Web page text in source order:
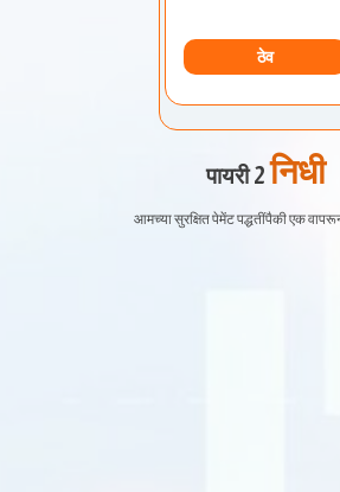
ठेव
पायरी 2निधी
आमच्या सुरक्षित पेमेंट पद्धतींपैकी एक